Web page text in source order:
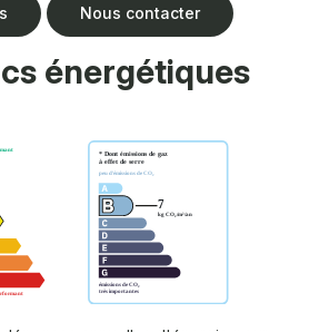
Nous contacter
énergétiques